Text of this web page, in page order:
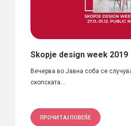
Skopje design week 2019
Вечерва во Јавна соба се
скопската...
ПРОЧИТАЈ ПОВЕЌЕ